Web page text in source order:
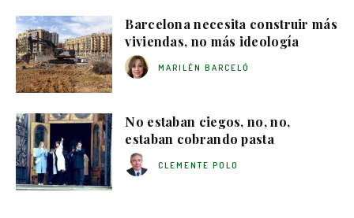
Barcelona necesita construir más
viviendas, no más ideología
MARILÉN BARCELÓ
No estaban ciegos, no, no,
estaban cobrando pasta
CLEMENTE POLO